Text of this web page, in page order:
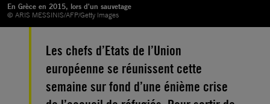
En Grèce en 2015, lors d'un sauvetage
© ARIS MESSINIS/AFP/Getty Images
Les chefs d’Etats de l’Union
européenne se réunissent cette
semaine sur fond d’une énième crise